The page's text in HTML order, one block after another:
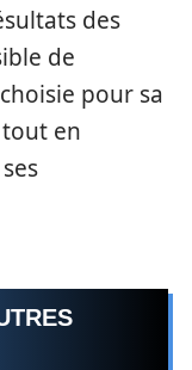
des
de
pour sa
en